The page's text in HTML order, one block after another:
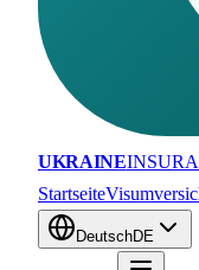
UKRAINE
Startseite
DeutschDE